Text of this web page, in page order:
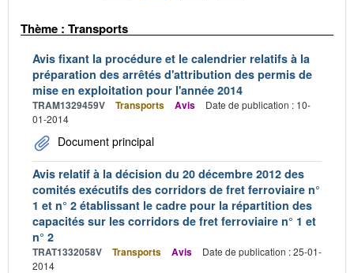
Thème : Transports
Avis fixant la procédure et le calendrier relatifs à la
préparation des arrêtés d'attribution des permis de
mise en exploitation pour l'année 2014
TRAM1329459V Transports Avis
Date de publication : 10-
01-2014
Document principal
Avis relatif à la décision du 20 décembre 2012 des
comités exécutifs des corridors de fret ferroviaire n°
1 et n° 2 établissant le cadre pour la répartition des
capacités sur les corridors de fret ferroviaire n° 1 et
n° 2
TRAT1332058V Transports Avis
Date de publication : 25-01-
2014